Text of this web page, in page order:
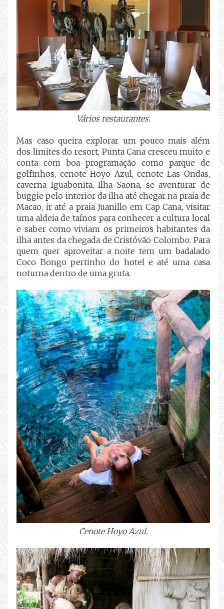
Vários restaurantes.
Mas caso queira explorar um pouco mais além
dos limites do resort, Punta Cana cresceu muito e
conta com boa programação como parque de
golfinhos, cenote Hoyo Azul, cenote Las Ondas,
caverna Iguabonita, Ilha Saona, se aventurar de
buggie pelo interior da ilha até chegar na praia de
Macao, ir até a praia Juanillo em Cap Cana, visitar
uma aldeia de taínos para conhecer a cultura local
e saber como viviam os primeiros habitantes da
ilha antes da chegada de Cristóvão Colombo. Para
quem quer aproveitar a noite tem um badalado
Coco Bongo pertinho do hotel e até uma casa
noturna dentro de uma gruta.
Cenote Hoyo Azul.